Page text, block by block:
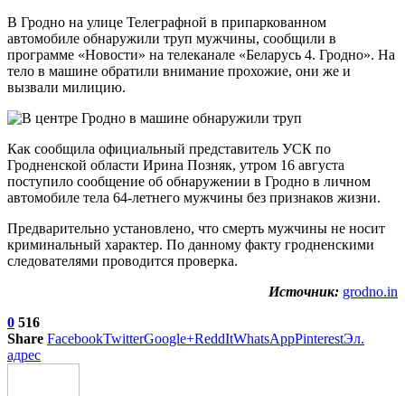
В Гродно на улице Телеграфной в припаркованном
автомобиле обнаружили труп мужчины, сообщили в
программе «Новости» на телеканале «Беларусь 4. Гродно». На
тело в машине обратили внимание прохожие, они же и
вызвали милицию.
Как сообщила официальный представитель УСК по
Гродненской области Ирина Позняк, утром 16 августа
поступило сообщение об обнаружении в Гродно в личном
автомобиле тела 64-летнего мужчины без признаков жизни.
Предварительно установлено, что смерть мужчины не носит
криминальный характер. По данному факту гродненскими
следователями проводится проверка.
Источник: grodno.in
0 516
Share FacebookTwitterGoogle+ReddItWhatsAppPinterestЭл.
адрес